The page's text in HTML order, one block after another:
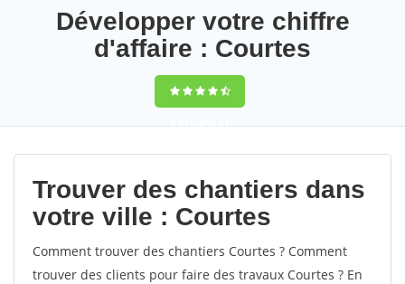
Développer votre chiffre
d'affaire : Courtes
9,5(100%)61
votes
Trouver des chantiers dans
votre ville : Courtes
Comment trouver des chantiers Courtes ? Comment
trouver des clients pour faire des travaux Courtes ? En